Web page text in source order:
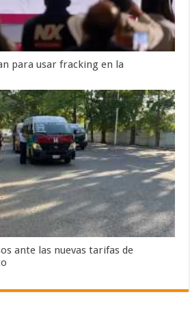
para usar fracking en la
ante las nuevas tarifas de